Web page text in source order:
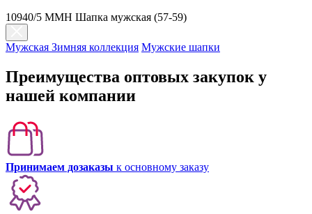
10940/5 MMH Шапка мужская (57-59)
Мужская Зимняя коллекция Мужские шапки
Преимущества оптовых закупок у
нашей компании
Принимаем дозаказы к основному заказу